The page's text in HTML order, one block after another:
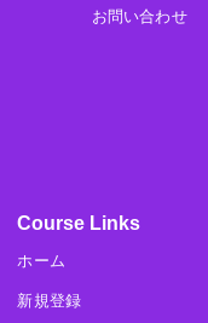
お問い合わせ
Course Links
ホーム
新規登録